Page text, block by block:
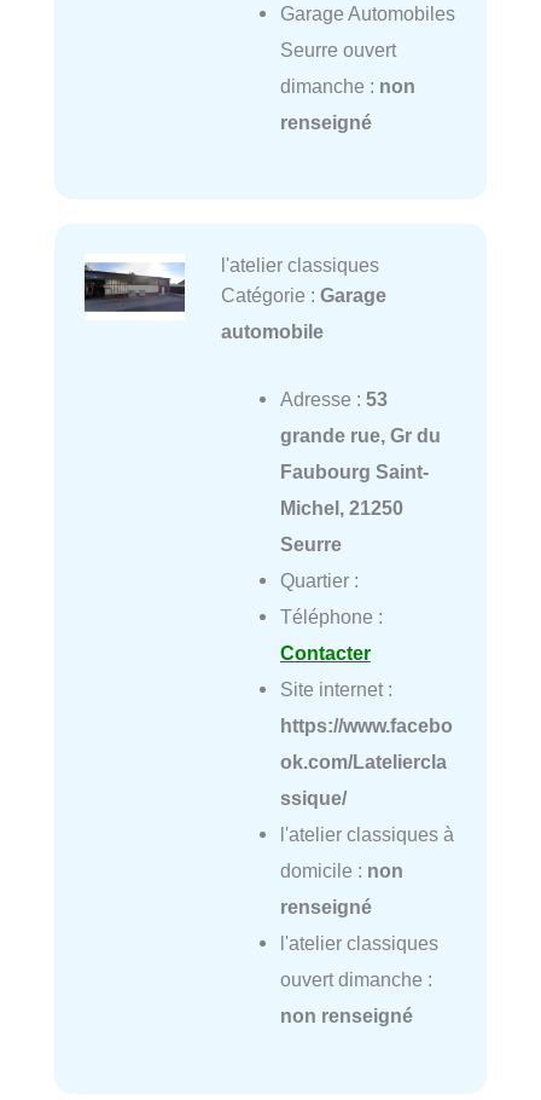
Garage Automobiles
Seurre ouvert
dimanche : non
renseigné
l'atelier classiques
Catégorie : Garage
automobile
Adresse : 53
grande rue, Gr du
Faubourg Saint-
Michel, 21250
Seurre
Quartier :
Téléphone :
Contacter
Site internet :
https://www.facebo
ok.com/Lateliercla
ssique/
l'atelier classiques à
domicile : non
renseigné
l'atelier classiques
ouvert dimanche :
non renseigné